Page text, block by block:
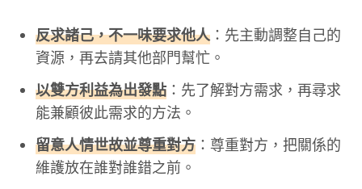
反求諸己，不一味要求他人：先主動調整自己的
資源，再去請其他部門幫忙。
以雙方利益為出發點 ：先了解對方需求，再尋求
能兼顧彼此需求的方法。
留意人情世故並尊重對方 ：尊重對方，把關係的
維護放在誰對誰錯之前。